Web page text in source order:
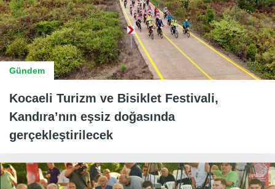
Gündem
Kocaeli Turizm ve Bisiklet Festivali,
Kandıra’nın eşsiz doğasında
gerçekleştirilecek